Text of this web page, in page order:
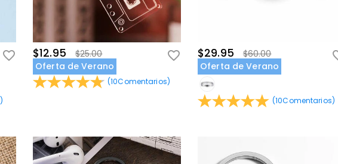
)
$12.95
$25.00
Oferta de Verano
(10Comentarios)
$29.95
$60.00
Oferta de Verano
(10Comentarios)